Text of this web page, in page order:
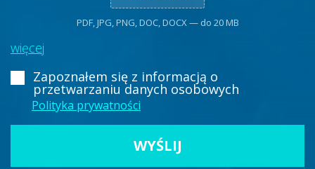
PDF, JPG, PNG, DOC, DOCX — do 20 MB
więcej
Zapoznałem się z informacją o
przetwarzaniu danych osobowych
Polityka prywatności